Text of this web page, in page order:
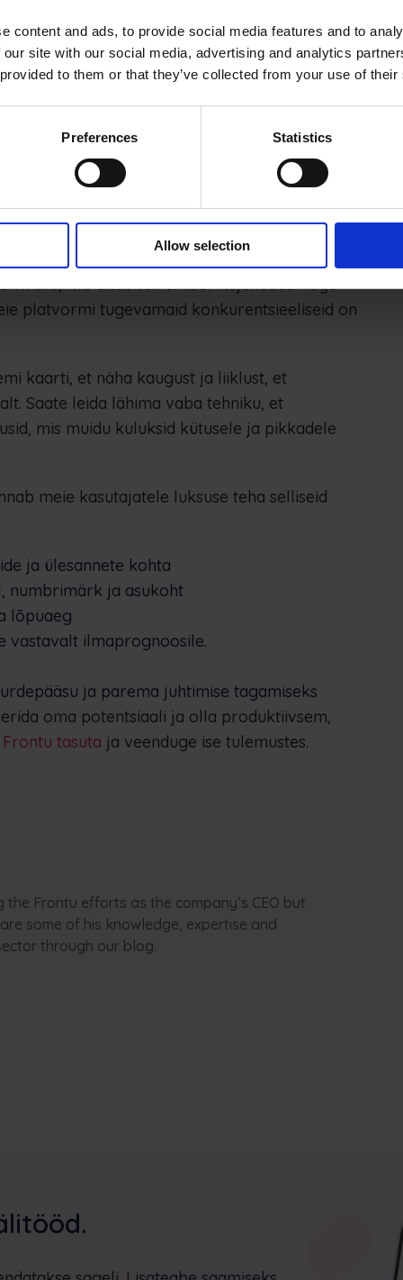
content and ads, to provide social media features and to
site with our social media, advertising and analytics
to them or that they’ve collected from your use of
Preferences Statistics
Allow selection
põhinevad protsessid
kontorisse edasi-tagasi.
nõuded on muutunud.
tootlikkuse ja tulemuslikkuse kohta.
optimeeritakse vastavalt liiklusele,
tähtaegadest kinnipidamine
ja klientide vahel.
mis aitab teil ümber kujundada kogu
platvormi tugevamaid konkurentsieeliseid on
kaarti, et näha kaugust ja liiklust, et
Saate leida lähima vaba tehniku, et
mis muidu kuluksid kütusele ja pikkadele
meie kasutajatele luksuse teha selliseid
ja ülesannete kohta
numbrimärk ja asukoht
lõpuaeg
vastavalt ilmaprognoosile.
ja parema juhtimise tagamiseks
oma potentsiaali ja olla produktiivsem,
tasuta ja veenduge ise tulemustes.
the Frontu efforts as the company’s CEO but
some of his knowledge, expertise and
through our blog.